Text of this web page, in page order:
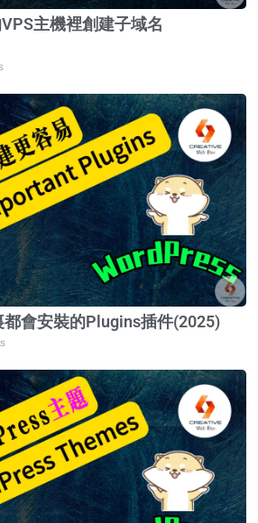
主機裡創建子域名
會安裝的Plugins插件(2025)